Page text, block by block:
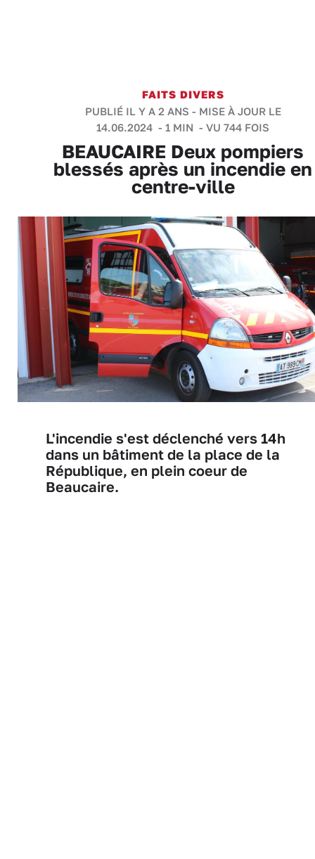
FAITS DIVERS
PUBLIÉ IL Y A 2 ANS - MISE À JOUR LE
14.06.2024 - 1 MIN - VU 744 FOIS
BEAUCAIRE Deux pompiers
blessés après un incendie en
centre-ville
L'incendie s'est déclenché vers 14h
dans un bâtiment de la place de la
République, en plein coeur de
Beaucaire.